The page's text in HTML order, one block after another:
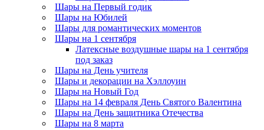
Шары на Первый годик
Шары на Юбилей
Шары для романтических моментов
Шары на 1 сентября
Латексные воздушные шары на 1 сентября
под заказ
Шары на День учителя
Шары и декорации на Хэллоуин
Шары на Новый Год
Шары на 14 февраля День Святого Валентина
Шары на День защитника Отечества
Шары на 8 марта